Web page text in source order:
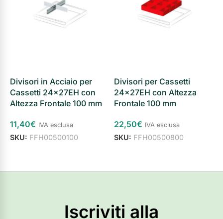
Divisori in Acciaio per
Cassetti 24x27EH con
Altezza Frontale 100 mm
11,40€ IVA esclusa
SKU: FFH00500100
Divisori per Cassetti
24x27EH con Altezza
Frontale 100 mm
22,50€ IVA esclusa
SKU: FFH00500800
Iscriviti alla